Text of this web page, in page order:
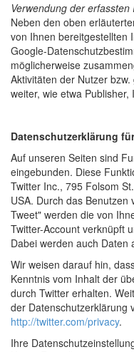
Verwendung der
Neben den oben
von Ihnen bereitgestellten
Google-
möglicherweise
Aktivitäten der Nutzer
weiter, wie etwa
Datenschutzerklärung
Auf unseren Seiten sind
eingebunden. Diese
Twitter Inc., 795 Folsom
USA. Durch das
Tweet" werden die von
Twitter-Account verknüpft
Dabei werden auch Daten
Wir weisen darauf hin,
Kenntnis vom Inhalt der
durch Twitter erhalten.
der Datenschutzerklärung
http://twitter.com/privacy.
Ihre